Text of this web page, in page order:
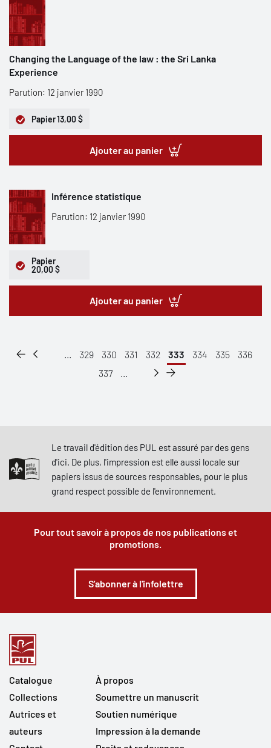
Changing the Language of the law : the Sri Lanka
Experience
Parution: 12 janvier 1990
Papier13,00 $
Ajouter au panier
Inférence statistique
Parution: 12 janvier 1990
Papier
20,00 $
Ajouter au panier
... 329 330 331 332 333 334 335
336
337
...
Le travail d'édition des PUL est assuré par des gens
d'ici. De plus, l'impression est elle aussi locale sur
papiers issus de sources responsables, pour le plus
grand respect possible de l'environnement.
Pour tout savoir à propos de nos publications et
promotions.
S'abonner à l'infolettre
Catalogue
Collections
Autrices et
auteurs
À propos
Soumettre un manuscrit
Soutien numérique
Impression à la demande